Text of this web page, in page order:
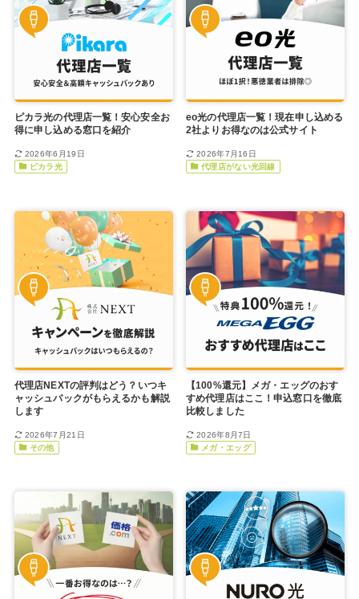
ピカラ光の代理店一覧！安心安全お
得に申し込める窓口を紹介
2026年6月19日
ピカラ光
eo光の代理店一覧！現在申し込める
2社よりお得なのは公式サイト
2026年7月16日
代理店がない光回線
代理店NEXTの評判はどう？いつキ
ャッシュバックがもらえるかも解説
します
2026年7月21日
その他
【100%還元】メガ・エッグのおす
すめ代理店はここ！申込窓口を徹底
比較しました
2026年8月7日
メガ・エッグ